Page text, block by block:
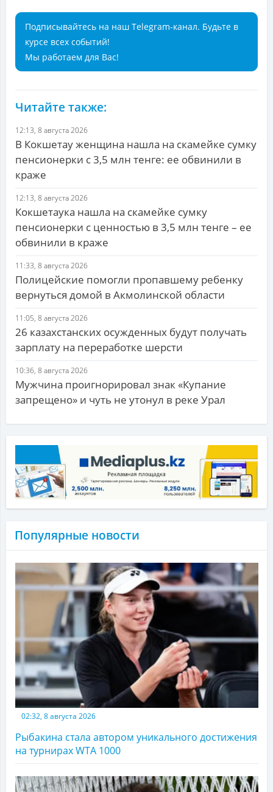
Подписывайтесь на наш Telegram-канал. Будьте в
курсе всех событий!
Мы работаем для Вас!
Читайте также:
12:13, 8 августа 2026
В Кокшетау женщина нашла на скамейке сумку
пенсионерки с 3,5 млн тенге: ее обвинили в
краже
12:13, 8 августа 2026
Кокшетаука нашла на скамейке сумку
пенсионерки с ценностью в 3,5 млн тенге – ее
обвинили в краже
11:33, 8 августа 2026
Полицейские помогли пропавшему ребенку
вернуться домой в Акмолинской области
11:05, 8 августа 2026
26 казахстанских осужденных будут получать
зарплату на переработке шерсти
10:36, 8 августа 2026
Мужчина проигнорировал знак «Купание
запрещено» и чуть не утонул в реке Урал
Популярные новости
02:32, 8 августа 2026
Рыбакина стала автором уникального достижения
на турнирах WTA 1000